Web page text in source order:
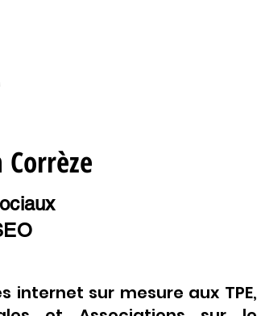
internet sur mesure aux TPE,